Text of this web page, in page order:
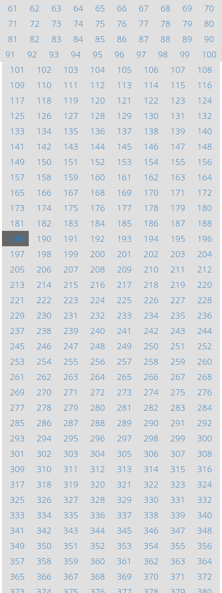
61
62 63 64 65 66 67 68 69
70
71
72 73 74 75 76 77 78 79
80
81
82 83 84 85 86 87 88 89
90
91
92 93 94 95 96 97 98 99
100
101
102 103 104 105 106 107
108
109
110 111 112 113 114 115
116
117
118 119 120 121 122 123
124
125
126 127 128 129 130 131
132
133
134 135 136 137 138 139
140
141
142 143 144 145 146 147
148
149
150 151 152 153 154 155
156
157
158 159 160 161 162 163
164
165
166 167 168 169 170 171
172
173
174 175 176 177 178 179
180
181
182 183 184 185 186 187
188
189
190 191 192 193 194 195
196
197
198 199 200 201 202 203
204
205
206 207 208 209 210 211
212
213
214 215 216 217 218 219
220
221
222 223 224 225 226 227
228
229
230 231 232 233 234 235
236
237
238 239 240 241 242 243
244
245
246 247 248 249 250 251
252
253
254 255 256 257 258 259
260
261
262 263 264 265 266 267
268
269
270 271 272 273 274 275
276
277
278 279 280 281 282 283
284
285
286 287 288 289 290 291
292
293
294 295 296 297 298 299
300
301
302 303 304 305 306 307
308
309
310 311 312 313 314 315
316
317
318 319 320 321 322 323
324
325
326 327 328 329 330 331
332
333
334 335 336 337 338 339
340
341
342 343 344 345 346 347
348
349
350 351 352 353 354 355
356
357
358 359 360 361 362 363
364
365
366 367 368 369 370 371
372